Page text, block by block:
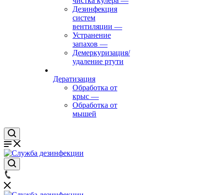
Дезинфекция
систем
вентиляции —
Устранение
запахов —
Демеркуризация/
удаление ртути
Дератизация
Обработка от
крыс —
Обработка от
мышей